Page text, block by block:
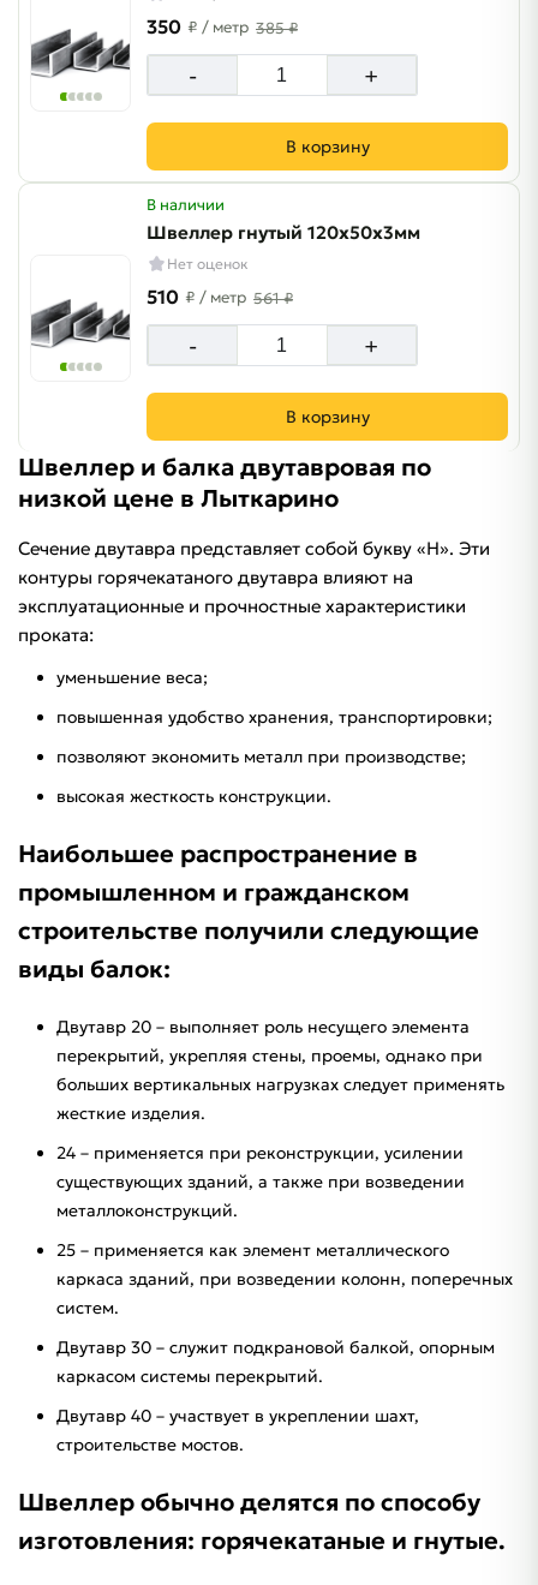
350 ₽ / метр 385 ₽
- +
В корзину
В наличии
Швеллер гнутый 120х50х3мм
Нет оценок
510 ₽ / метр 561 ₽
- +
В корзину
Швеллер и балка двутавровая по
низкой цене в Лыткарино
Сечение двутавра представляет собой букву «Н». Эти
контуры горячекатаного двутавра влияют на
эксплуатационные и прочностные характеристики
проката:
уменьшение веса;
повышенная удобство хранения, транспортировки;
позволяют экономить металл при производстве;
высокая жесткость конструкции.
Наибольшее распространение в
промышленном и гражданском
строительстве получили следующие
виды балок:
Двутавр 20 – выполняет роль несущего элемента
перекрытий, укрепляя стены, проемы, однако при
больших вертикальных нагрузках следует применять
жесткие изделия.
24 – применяется при реконструкции, усилении
существующих зданий, а также при возведении
металлоконструкций.
25 – применяется как элемент металлического
каркаса зданий, при возведении колонн, поперечных
систем.
Двутавр 30 – служит подкрановой балкой, опорным
каркасом системы перекрытий.
Двутавр 40 – участвует в укреплении шахт,
строительстве мостов.
Швеллер обычно делятся по способу
изготовления: горячекатаные и гнутые.